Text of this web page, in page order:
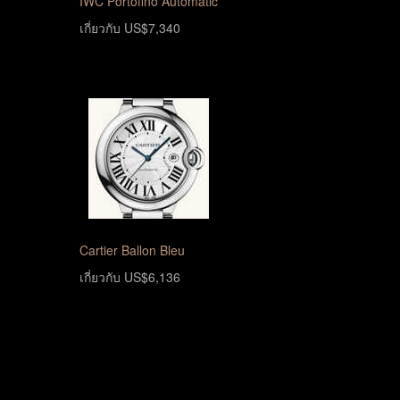
เกี่ยวกับ US$7,340
Cartier Ballon Bleu
เกี่ยวกับ US$6,136